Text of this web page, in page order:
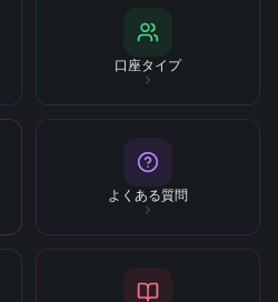
口座タイプ
よくある質問